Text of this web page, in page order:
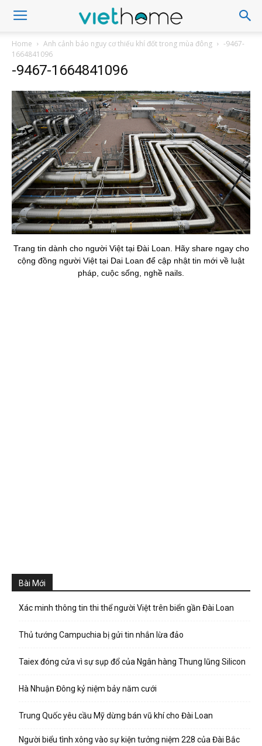
Home Anh cảnh báo nguy cơ thiếu khí đốt trong mùa đông
-9467-
1664841096
-9467-1664841096
Trang tin dành cho người Việt tại Đài Loan. Hãy share ngay cho
cộng đồng người Việt tại Dai Loan để cập nhật tin mới về luật
pháp, cuộc sống, nghề nails.
Bài Mới
Xác minh thông tin thi thể người Việt trên biển gần Đài Loan
Thủ tướng Campuchia bị gửi tin nhắn lừa đảo
Taiex đóng cửa vì sự sụp đổ của Ngân hàng Thung lũng Silicon
Hà Nhuận Đông kỷ niệm bảy năm cưới
Trung Quốc yêu cầu Mỹ dừng bán vũ khí cho Đài Loan
Người biểu tình xông vào sự kiện tưởng niệm 228 của Đài Bắc